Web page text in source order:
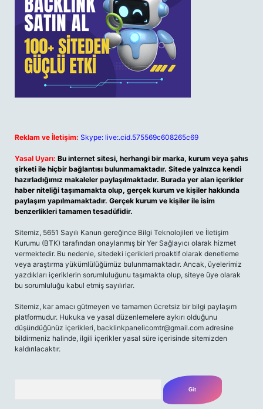
Reklam ve İletişim: Skype: live:.cid.575569c608265c69
Yasal Uyarı: Bu internet sitesi, herhangi bir marka, kurum veya şahıs
şirketi ile hiçbir bağlantısı bulunmamaktadır. Sitede yalnızca kendi
hazırladığımız makaleler paylaşılmaktadır. Burada yer alan içerikler
haber niteliği taşımamakta olup, gerçek kurum ve kişiler hakkında
paylaşım yapılmamaktadır. Gerçek kurum ve kişiler ile isim
benzerlikleri tamamen tesadüfidir.
Sitemiz, 5651 Sayılı Kanun gereğince Bilgi Teknolojileri ve İletişim
Kurumu (BTK) tarafından onaylanmış bir Yer Sağlayıcı olarak hizmet
vermektedir. Bu nedenle, sitedeki içerikleri proaktif olarak denetleme
veya araştırma yükümlülüğümüz bulunmamaktadır. Ancak, üyelerimiz
yazdıkları içeriklerin sorumluluğunu taşımakta olup, siteye üye olarak
bu sorumluluğu kabul etmiş sayılırlar.
Sitemiz, kar amacı gütmeyen ve tamamen ücretsiz bir bilgi paylaşım
platformudur. Hukuka ve yasal düzenlemelere aykırı olduğunu
düşündüğünüz içerikleri, backlinkpanelicomtr@gmail.com adresine
bildirmeniz halinde, ilgili içerikler yasal süre içerisinde sitemizden
kaldırılacaktır.